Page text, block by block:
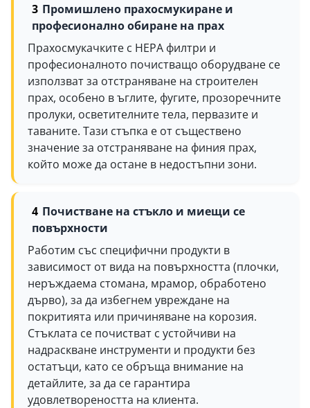
Промишлено прахосмукиране и
професионално обиране на прах
Прахосмукачките с HEPA филтри и
професионалното почистващо оборудване се
използват за отстраняване на строителен
прах, особено в ъглите, фугите, прозоречните
пролуки, осветителните тела, первазите и
таваните. Тази стъпка е от съществено
значение за отстраняване на финия прах,
който може да остане в недостъпни зони.
Почистване на стъкло и миещи се
повърхности
Работим със специфични продукти в
зависимост от вида на повърхността (плочки,
неръждаема стомана, мрамор, обработено
дърво), за да избегнем увреждане на
покритията или причиняване на корозия.
Стъклата се почистват с устойчиви на
надраскване инструменти и продукти без
остатъци, като се обръща внимание на
детайлите, за да се гарантира
удовлетвореността на клиента.